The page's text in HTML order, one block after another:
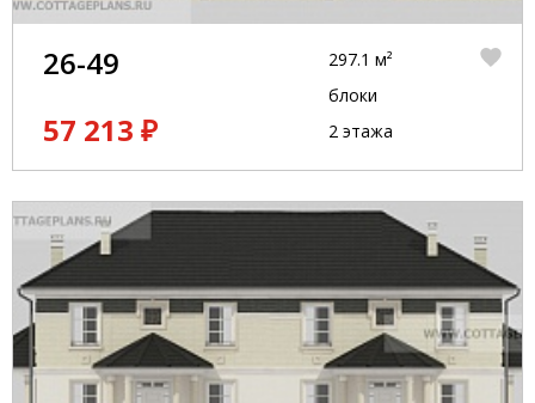
26-49
57 213 ₽
297.1 м²
блоки
2 этажа